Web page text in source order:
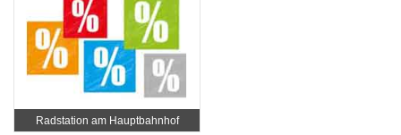
Radstation am Hauptbahnhof